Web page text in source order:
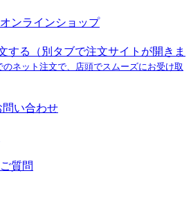
オンラインショップ
する
（別タブで注文サイトが開きま
ネット注文で、店頭でスムーズにお受け取
問い合わせ
質問